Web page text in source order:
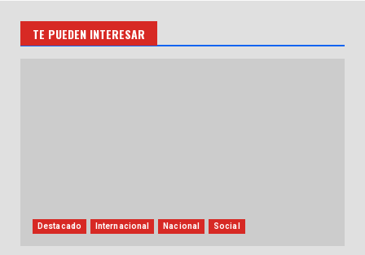
TE PUEDEN INTERESAR
Destacado Internacional Nacional Social